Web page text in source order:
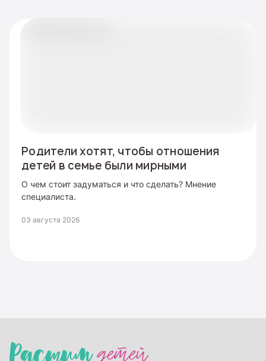
Родители хотят, чтобы отношения
детей в семье были мирными
О чем стоит задуматься и что сделать? Мнение
специалиста.
03 августа 2026